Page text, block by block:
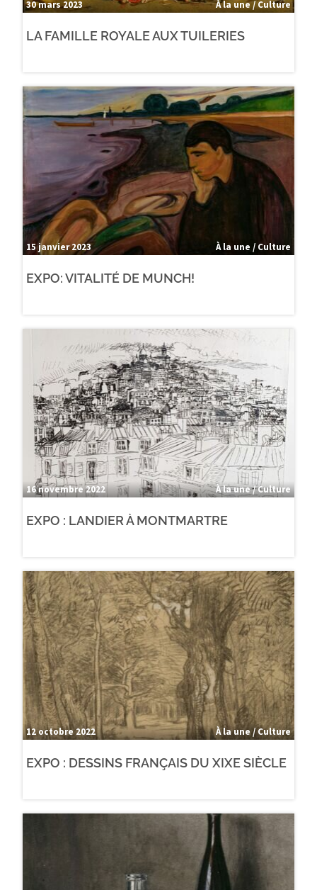
30 mars 2023 À la une / Culture
LA FAMILLE ROYALE AUX TUILERIES
15 janvier 2023 À la une / Culture
EXPO: VITALITÉ DE MUNCH!
16 novembre 2022 À la une / Culture
EXPO : LANDIER À MONTMARTRE
12 octobre 2022 À la une / Culture
EXPO : DESSINS FRANÇAIS DU XIXE SIÈCLE